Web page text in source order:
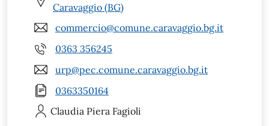
Caravaggio (BG)
commercio@comune.caravaggio.bg.it
0363 356245
urp@pec.comune.caravaggio.bg.it
0363350164
Claudia Piera Fagioli